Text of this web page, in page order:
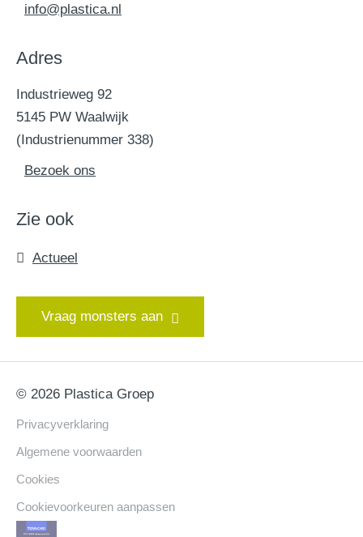
info@plastica.nl
Adres
Industrieweg 92
5145 PW Waalwijk
(Industrienummer 338)
Bezoek ons
Zie ook
Actueel
Vraag monsters aan
© 2026 Plastica Groep
Privacyverklaring
Algemene voorwaarden
Cookies
Cookievoorkeuren aanpassen